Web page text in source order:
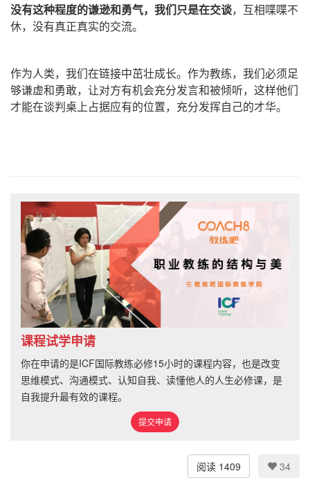
没有这种程度的谦逊和勇气，我们只是在交谈，互相喋喋不
休，没有真正真实的交流。
作为人类，我们在链接中茁壮成长。作为教练，我们必须足
够谦虚和勇敢，让对方有机会充分发言和被倾听，这样他们
才能在谈判桌上占据应有的位置，充分发挥自己的才华。
课程试学申请
你在申请的是ICF国际教练必修15小时的课程内容，也是改变
思维模式、沟通模式、认知自我、读懂他人的人生必修课，是
自我提升最有效的课程。
提交申请
阅读 1409 34